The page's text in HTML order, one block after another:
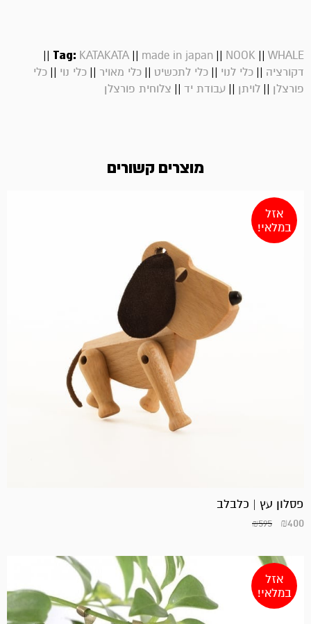
Tag: KATAKATA || made in japan || NOOK || WHALE
||
דקורציה || כלי לנוי || כלי לתכשיט || כלי מאויר || כלי נוי || כלי
פורצלן || לויתן || עבודת יד || צלוחית פורצלן
מוצרים קשורים
אזל
במלאי!
פסלון עץ | כלבלב
₪595 ₪400
אזל
במלאי!